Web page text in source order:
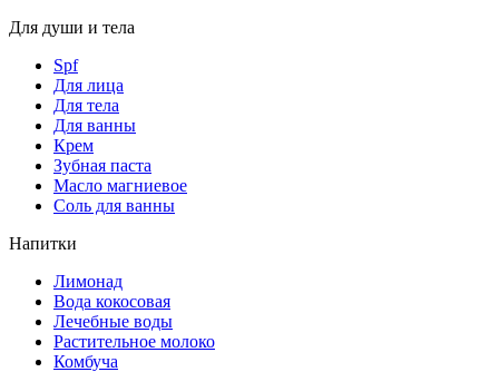
Для души и тела
Spf
Для лица
Для тела
Для ванны
Крем
Зубная паста
Масло магниевое
Соль для ванны
Напитки
Лимонад
Вода кокосовая
Лечебные воды
Растительное молоко
Комбуча